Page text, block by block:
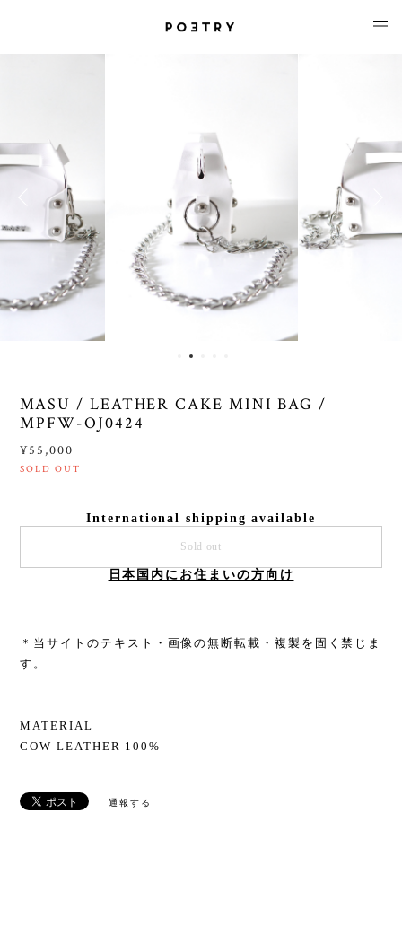
MASU / LEATHER CAKE MINI BAG /
MPFW-OJ0424
¥55,000
SOLD OUT
International shipping available
Sold out
日本国内にお住まいの方向け
＊当サイトのテキスト・画像の無断転載・複製を固く禁じま
す。
MATERIAL
COW LEATHER 100%
通報する